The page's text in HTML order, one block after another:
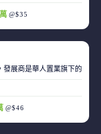
@$35
發展商是華人置業旗下的廣
@$46